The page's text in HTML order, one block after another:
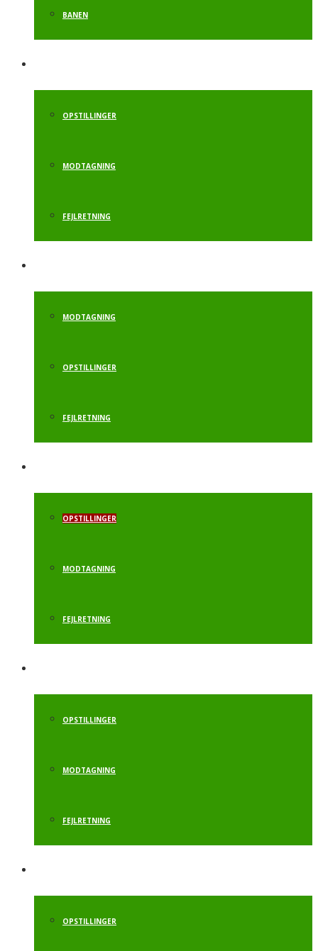
BANEN
OPSTILLINGER
MODTAGNING
FEJLRETNING
MODTAGNING
OPSTILLINGER
FEJLRETNING
OPSTILLINGER
MODTAGNING
FEJLRETNING
OPSTILLINGER
MODTAGNING
FEJLRETNING
OPSTILLINGER